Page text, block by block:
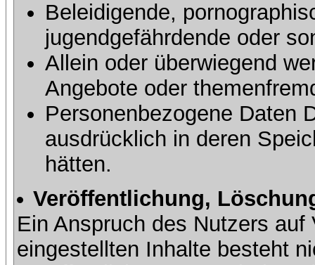
Beleidigende,
jugendgefährdende oder
Allein oder überwiegend
Angebote oder
Personenbezogene Daten
ausdrücklich in deren
hätten.
Veröffentlichung,
Ein Anspruch des Nutzers
eingestellten Inhalte besteht